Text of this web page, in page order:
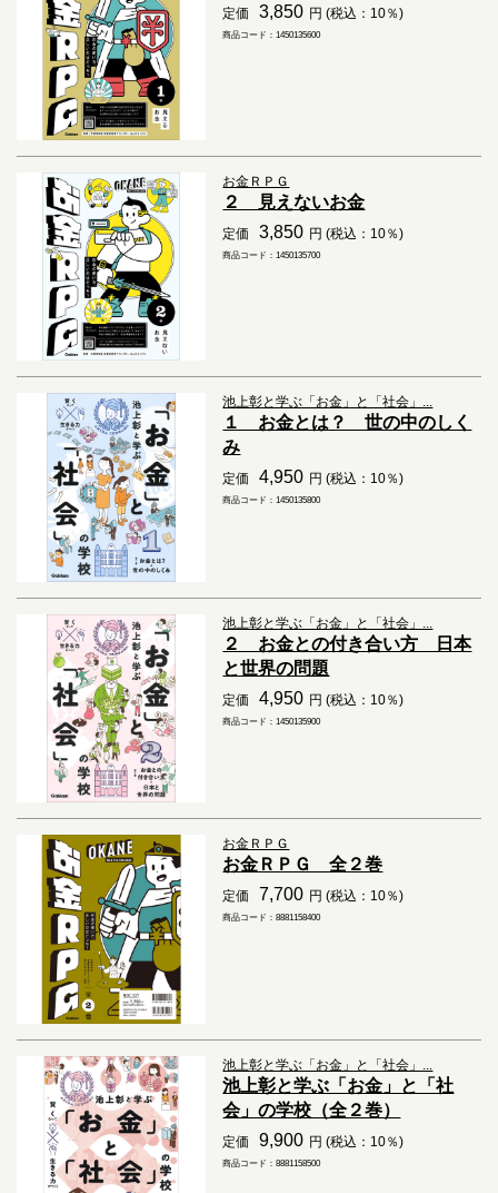
定価 3,850 円 (税込：10％)
商品コード：1450135600
お金ＲＰＧ
２ 見えないお金
定価 3,850 円 (税込：10％)
商品コード：1450135700
池上彰と学ぶ「お金」と「社会」...
１ お金とは？ 世の中のしく
み
定価 4,950 円 (税込：10％)
商品コード：1450135800
池上彰と学ぶ「お金」と「社会」...
２ お金との付き合い方 日本
と世界の問題
定価 4,950 円 (税込：10％)
商品コード：1450135900
お金ＲＰＧ
お金ＲＰＧ 全２巻
定価 7,700 円 (税込：10％)
商品コード：8881158400
池上彰と学ぶ「お金」と「社会」...
池上彰と学ぶ「お金」と「社
会」の学校（全２巻）
定価 9,900 円 (税込：10％)
商品コード：8881158500